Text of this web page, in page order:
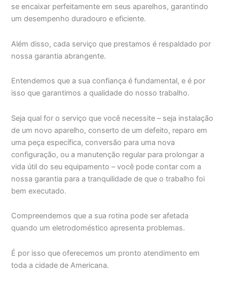
se encaixar perfeitamente em seus aparelhos, garantindo
um desempenho duradouro e eficiente.
Além disso, cada serviço que prestamos é respaldado por
nossa garantia abrangente.
Entendemos que a sua confiança é fundamental, e é por
isso que garantimos a qualidade do nosso trabalho.
Seja qual for o serviço que você necessite – seja instalação
de um novo aparelho, conserto de um defeito, reparo em
uma peça específica, conversão para uma nova
configuração, ou a manutenção regular para prolongar a
vida útil do seu equipamento – você pode contar com a
nossa garantia para a tranquilidade de que o trabalho foi
bem executado.
Compreendemos que a sua rotina pode ser afetada
quando um eletrodoméstico apresenta problemas.
É por isso que oferecemos um pronto atendimento em
toda a cidade de Americana.